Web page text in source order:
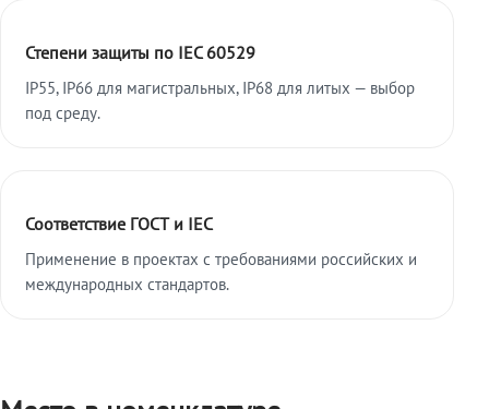
Степени защиты по IEC 60529
IP55, IP66 для магистральных, IP68 для литых — выбор
под среду.
Соответствие ГОСТ и IEC
Применение в проектах с требованиями российских и
международных стандартов.